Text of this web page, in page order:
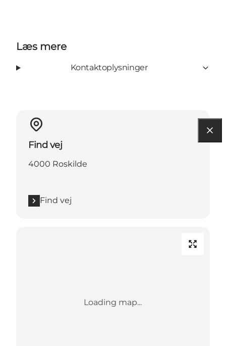
Læs mere
Kontaktoplysninger
Find vej
4000 Roskilde
Find vej
Loading map...